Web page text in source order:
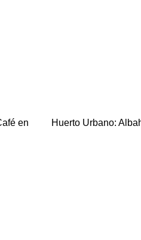
en
Huerto Urbano: